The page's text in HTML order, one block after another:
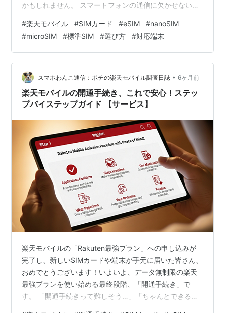
かもしれません。 スマートフォンの通信に欠かせない
端末によって対応するサイズが異なります。また、近年
では物理的なカードを必要としない「eSIM」も普及して
おり、選択肢はさらに多様化しています。正しいSIMカー
ドを選ばないと、せっかく契約してもスマートフォンが
使えない、といった事態にもなりかねません。 このブロ
グ記事では、SIMカー…
#楽天モバイル #SIMカード #eSIM #nanoSIM
#microSIM #標準SIM #選び方 #対応端末
スマホわんこ通信：ポチの楽天モバイル調査日誌 • 6ヶ月前
楽天モバイルの開通手続き、これで安心！ステッ
プバイステップガイド 【サービス】
楽天モバイルの「Rakuten最強プラン」への申し込みが
完了し、新しいSIMカードや端末が手元に届いた皆さん、
おめでとうございます！いよいよ、データ無制限の楽天
最強プランを使い始める最終段階、「開通手続き」で
す。 「開通手続きって難しそう…」「ちゃんとできるか